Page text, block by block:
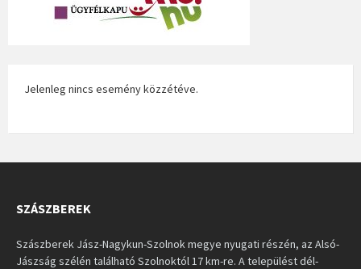
Jelenleg nincs esemény közzétéve.
SZÁSZBEREK
Szászberek Jász-Nagykun-Szolnok megye nyugati részén, az Alsó-
Jászság szélén található Szolnoktól 17 km-re. A települést dél-